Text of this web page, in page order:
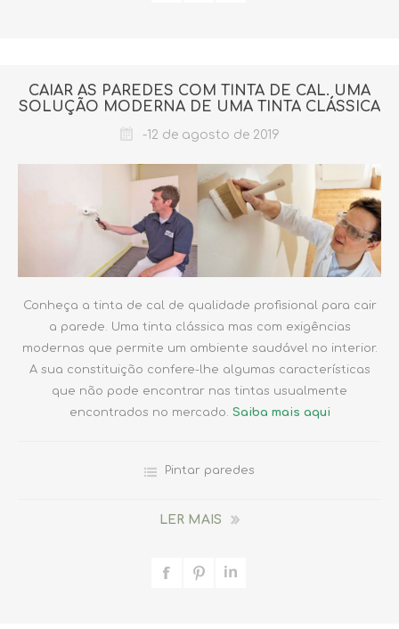
CAIAR AS PAREDES COM TINTA DE CAL. UMA
SOLUÇÃO MODERNA DE UMA TINTA CLÁSSICA
-12 de agosto de 2019
Conheça a tinta de cal de qualidade profisional para cair
a parede. Uma tinta clássica mas com exigências
modernas que permite um ambiente saudável no interior.
A sua constituição confere-lhe algumas características
que não pode encontrar nas tintas usualmente
encontrados no mercado. Saiba mais aqui
Pintar paredes
LER MAIS